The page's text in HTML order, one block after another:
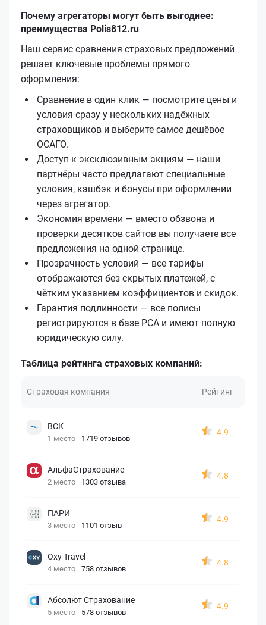
Почему агрегаторы могут быть выгоднее:
преимущества Polis812.ru
Наш сервис сравнения страховых предложений
решает ключевые проблемы прямого
оформления:
Сравнение в один клик — посмотрите цены и
условия сразу у нескольких надёжных
страховщиков и выберите самое дешёвое
ОСАГО.
Доступ к эксклюзивным акциям — наши
партнёры часто предлагают специальные
условия, кэшбэк и бонусы при оформлении
через агрегатор.
Экономия времени — вместо обзвона и
проверки десятков сайтов вы получаете все
предложения на одной странице.
Прозрачность условий — все тарифы
отображаются без скрытых платежей, с
чётким указанием коэффициентов и скидок.
Гарантия подлинности — все полисы
регистрируются в базе РСА и имеют полную
юридическую силу.
Таблица рейтинга страховых компаний:
Страховая компания Рейтинг
ВСК
1 место 1719 отзывов
4.9
АльфаСтрахование
2 место 1303 отзыва
4.8
ПАРИ
3 место 1101 отзыв
4.9
Oxy Travel
4 место 758 отзывов
4.8
Абсолют Страхование
5 место 578 отзывов
4.9